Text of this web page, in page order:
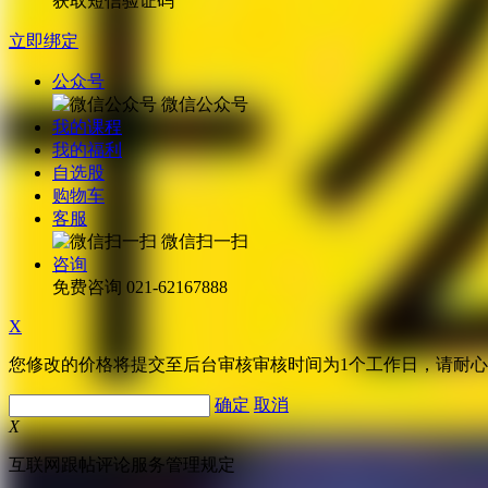
立即绑定
公众号
微信公众号
我的课程
我的福利
自选股
购物车
客服
微信扫一扫
咨询
免费咨询 021-62167888
X
您修改的价格将提交至后台审核审核时间为1个工作日，请耐
确定 取消
X
互联网跟帖评论服务管理规定